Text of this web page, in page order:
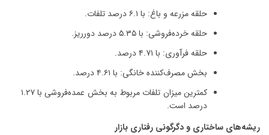
حلقه مزرعه و باغ: با ۶.۱درصد تلفات.
حلقه خرده‌فروشی: با۵.۳۵درصد دورریز.
حلقه فرآوری: با ۴.۷۱درصد.
بخش مصرف‌کننده خانگی: با ۴.۶۱درصد.
کمترین میزان تلفات مربوط به بخش عمده‌فروشی با۱.۲۷
درصد است.
ریشه‌های ساختاری و دگرگونی رفتاری بازار